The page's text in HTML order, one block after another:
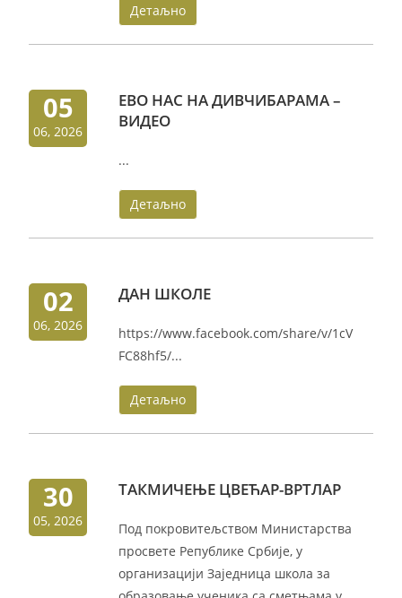
Детаљно
05
06, 2026
ЕВО НАС НА ДИВЧИБАРАМА –
ВИДЕО
...
Детаљно
02
06, 2026
ДАН ШКОЛЕ
https://www.facebook.com/share/v/1cV
FC88hf5/...
Детаљно
30
05, 2026
ТАКМИЧЕЊЕ ЦВЕЋАР-ВРТЛАР
Под покровитељством Министарства
просвете Републике Србије, у
организацији Заједница школа за